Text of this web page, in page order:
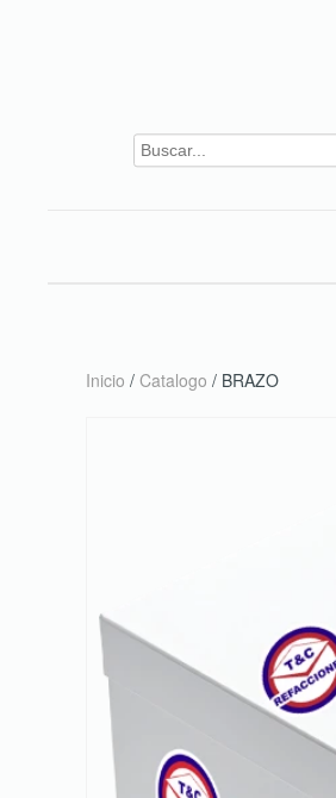
Inicio / Catalogo / BRAZO